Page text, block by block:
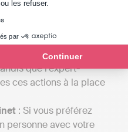
les refuser.
par
Continuer
services proposés sont
clients pour gérer
des
que l’expert-
ces actions à la place
: Si vous préférez
personne avec votre